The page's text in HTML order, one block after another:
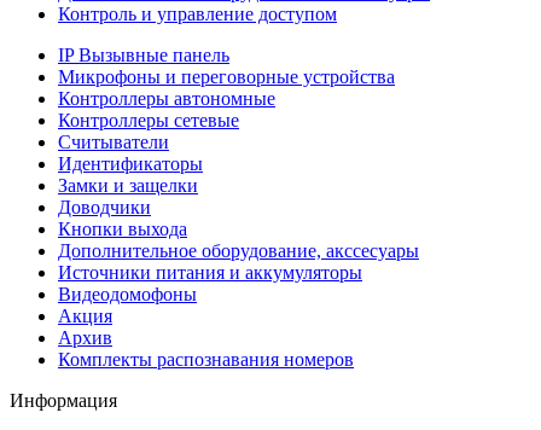
Контроль и управление доступом
IP Вызывные панель
Микрофоны и переговорные устройства
Контроллеры автономные
Контроллеры сетевые
Считыватели
Идентификаторы
Замки и защелки
Доводчики
Кнопки выхода
Дополнительное оборудование, акссесуары
Источники питания и аккумуляторы
Видеодомофоны
Акция
Архив
Комплекты распознавания номеров
Информация